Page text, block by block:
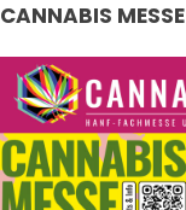
CANNABIS MESSE